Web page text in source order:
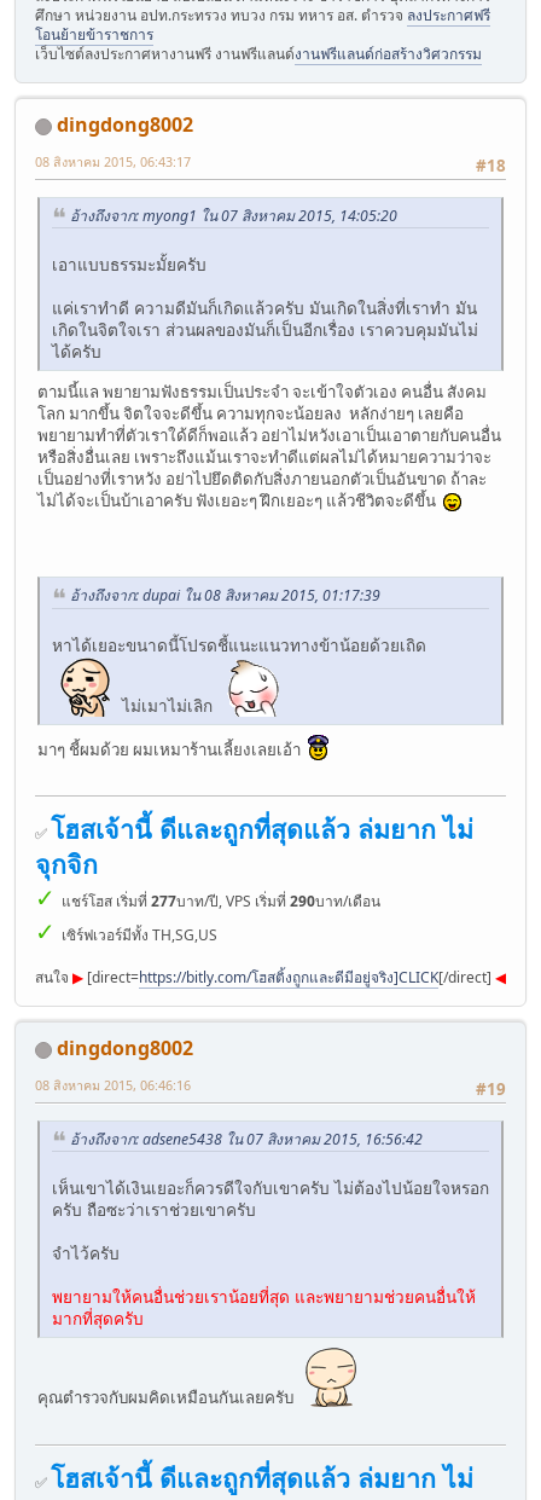
ศึกษา หน่วยงาน อปท.กระทรวง ทบวง กรม ทหาร อส. ตำรวจ ลงประกาศฟรี
โอนย้ายข้าราชการ
เว็บไซต์ลงประกาศหางานฟรี งานฟรีแลนด์งานฟรีแลนด์ก่อสร้างวิศวกรรม
dingdong8002
#18
08 สิงหาคม 2015, 06:43:17
อ้างถึงจาก: myong1 ใน 07 สิงหาคม 2015, 14:05:20
เอาแบบธรรมะมั้ยครับ
แค่เราทำดี ความดีมันก็เกิดแล้วครับ มันเกิดในสิ่งที่เราทำ มัน
เกิดในจิตใจเรา ส่วนผลของมันก็เป็นอีกเรื่อง เราควบคุมมันไม่
ได้ครับ
ตามนี้แล พยายามฟังธรรมเป็นประจำ จะเข้าใจตัวเอง คนอื่น สังคม
โลก มากขึ้น จิตใจจะดีขึ้น ความทุกจะน้อยลง หลักง่ายๆ เลยคือ
พยายามทำที่ตัวเราใด้ดีก็พอแล้ว อย่าไม่หวังเอาเป็นเอาตายกับคนอื่น
หรือสิ่งอื่นเลย เพราะถึงแม้นเราจะทำดีแต่ผลไม่ได้หมายความว่าจะ
เป็นอย่างที่เราหวัง อย่าไปยึดติดกับสิ่งภายนอกตัวเป็นอันขาด ถ้าละ
ไม่ได้จะเป็นบ้าเอาครับ ฟังเยอะๆ ฝึกเยอะๆ แล้วชีวิตจะดีขึ้น
อ้างถึงจาก: dupai ใน 08 สิงหาคม 2015, 01:17:39
หาได้เยอะขนาดนี้โปรดชี้แนะแนวทางข้าน้อยด้วยเถิด
ไม่เมาไม่เลิก
มาๆ ชี้ผมด้วย ผมเหมาร้านเลี้ยงเลยเอ้า
✅โฮสเจ้านี้ ดีและถูกที่สุดแล้ว ล่มยาก ไม่
จุกจิก
✓ แชร์โฮส เริ่มที่ 277บาท/ปี, VPS เริ่มที่ 290บาท/เดือน
✓ เซิร์ฟเวอร์มีทั้ง TH,SG,US
สนใจ ▶︎ [direct=https://bitly.com/โฮสติ้งถูกและดีมีอยู่จริง]CLICK[/direct] ◀︎
dingdong8002
#19
08 สิงหาคม 2015, 06:46:16
อ้างถึงจาก: adsene5438 ใน 07 สิงหาคม 2015, 16:56:42
เห็นเขาได้เงินเยอะก็ควรดีใจกับเขาครับ ไม่ต้องไปน้อยใจหรอก
ครับ ถือซะว่าเราช่วยเขาครับ
จำไว้ครับ
พยายามให้คนอื่นช่วยเราน้อยที่สุด และพยายามช่วยคนอื่นให้
มากที่สุดครับ
คุณตำรวจกับผมคิดเหมือนกันเลยครับ
✅โฮสเจ้านี้ ดีและถูกที่สุดแล้ว ล่มยาก ไม่